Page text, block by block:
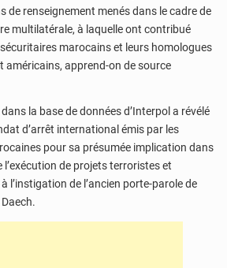
de renseignement menés dans le cadre de
multilatérale, à laquelle ont contribué
marocains et leurs homologues
américains, apprend-on de source
la base de données d’Interpol a révélé
d’arrêt international émis par les
pour sa présumée implication dans
l’exécution de projets terroristes et
l’instigation de l’ancien porte-parole de